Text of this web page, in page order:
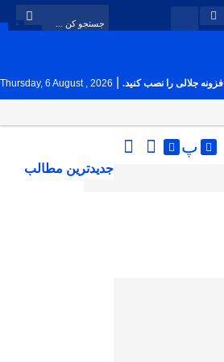
افزونه جلالی را نصب کنید. Thursday, 6 August , 2026
پ
جدیدترین مطالب